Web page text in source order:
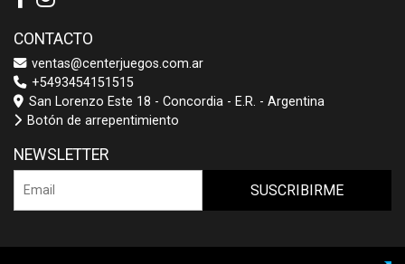
CONTACTO
ventas@centerjuegos.com.ar
+5493454151515
San Lorenzo Este 18 - Concordia - E.R. - Argentina
Botón de arrepentimiento
NEWSLETTER
SUSCRIBIRME